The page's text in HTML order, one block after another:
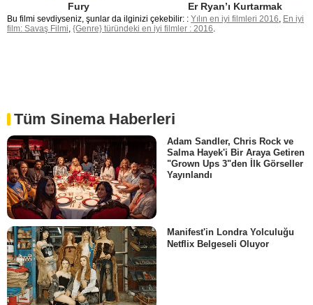
Fury Er Ryan’ı Kurtarmak
Bu filmi sevdiyseniz, şunlar da ilginizi çekebilir: : Yılın en iyi filmleri 2016, En iyi
film: Savaş Filmi, {Genre} türündeki en iyi filmler : 2016.
Tüm Sinema Haberleri
Adam Sandler, Chris Rock ve
Salma Hayek'i Bir Araya Getiren
"Grown Ups 3"den İlk Görseller
Yayınlandı
Manifest'in Londra Yolculuğu
Netflix Belgeseli Oluyor